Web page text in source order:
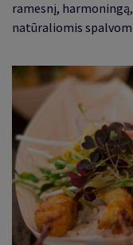
ramesnį,
natūraliomis